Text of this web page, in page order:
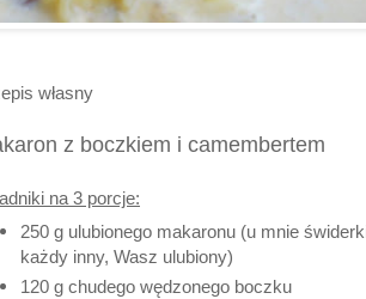
własny
z boczkiem i camembertem
na 3 porcje:
250 g ulubionego makaronu (u mnie
każdy inny, Wasz ulubiony)
120 g chudego wędzonego boczku